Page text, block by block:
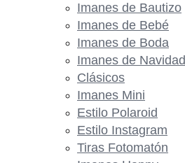
Imanes de Bautizo
Imanes de Bebé
Imanes de Boda
Imanes de Navidad
Clásicos
Imanes Mini
Estilo Polaroid
Estilo Instagram
Tiras Fotomatón